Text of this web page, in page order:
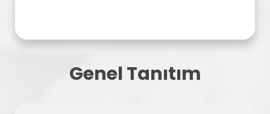
Genel Tanıtım